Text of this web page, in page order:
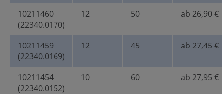
10211460
(22340.0170)
12 50 ab 26,90 €
10211459
(22340.0169)
12 45 ab 27,45 €
10211454
(22340.0152)
10 60 ab 27,95 €